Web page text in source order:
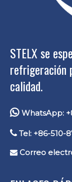
STELX se
refrigeración
calidad.
 WhatsApp:
 Tel: +86-510-
 Correo